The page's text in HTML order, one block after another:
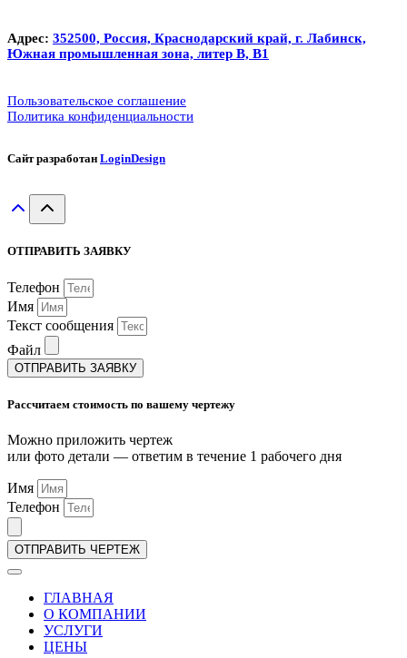
Адрес: 352500, Россия, Краснодарский край, г. Лабинск,
Южная промышленная зона, литер В, В1
Пользовательское соглашение
Политика конфиденциальности
Сайт разработан LoginDesign
ОТПРАВИТЬ ЗАЯВКУ
Телефон
Имя
Текст сообщения
Файл
ОТПРАВИТЬ ЗАЯВКУ
Рассчитаем стоимость по вашему чертежу
Можно приложить чертеж
или фото детали — ответим в течение 1 рабочего дня
Имя
Телефон
ОТПРАВИТЬ ЧЕРТЕЖ
ГЛАВНАЯ
О КОМПАНИИ
УСЛУГИ
ЦЕНЫ